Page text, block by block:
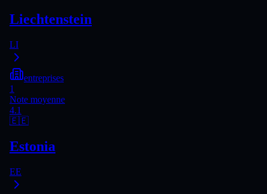
Liechtenstein
LI
entreprises
1
Note moyenne
4.1
🇪🇪
Estonia
EE